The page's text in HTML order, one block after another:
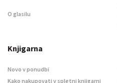
O glasilu
Knjigarna
Novo v ponudbi
Kako nakupovati v spletni knjigarni